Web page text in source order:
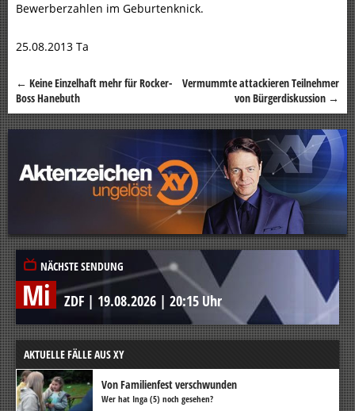
Bewerberzahlen im Geburtenknick.
25.08.2013 Ta
Beitragsnavigation
← Keine Einzelhaft mehr für Rocker-
Boss Hanebuth
Vermummte attackieren Teilnehmer
von Bürgerdiskussion →
NÄCHSTE SENDUNG
Mi ZDF | 19.08.2026 | 20:15 Uhr
AKTUELLE FÄLLE AUS XY
Von Familienfest verschwunden
Wer hat Inga (5) noch gesehen?